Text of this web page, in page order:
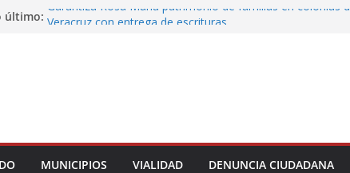
último: Garantiza Rosa María patrimonio de familias en colonias de
Cortines
MUNICIPIOS VIALIDAD DENUNCIA CIUDADANA